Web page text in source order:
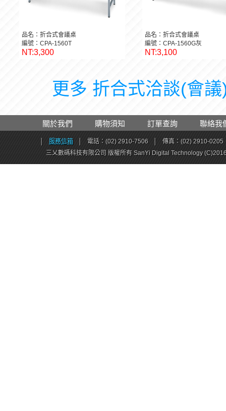
品名：折合式會議桌
編號：CPA-1560T
NT:3,300
品名：折合式會議桌
編號：CPA-1560G灰
NT:3,100
更多 折合式洽談(會
關於我們 購物須知 訂單查詢 聯絡我
服務信箱 電話：(02) 2910-7506
傳真：(02) 2910-0205
三乂數碼科技有限公司 版權所有 SanYi Digital Technology